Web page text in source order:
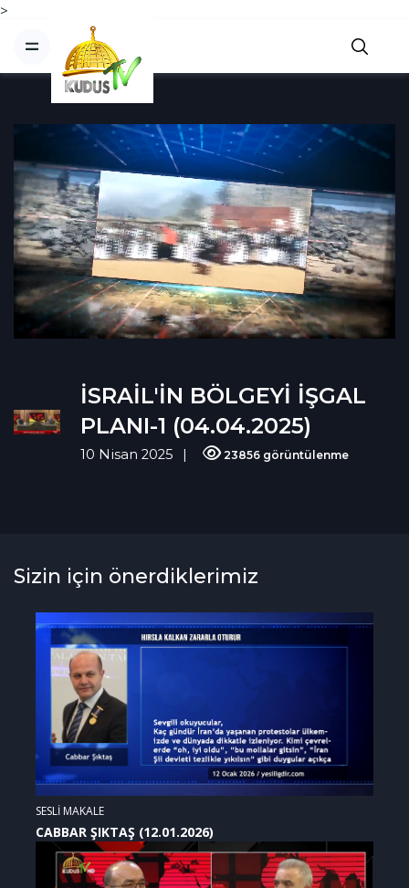
>
İSRAİL'İN BÖLGEYİ İŞGAL
PLANI-1 (04.04.2025)
10 Nisan 2025 23856 görüntülenme
Sizin için önerdiklerimiz
SESLİ MAKALE
CABBAR ŞIKTAŞ (12.01.2026)